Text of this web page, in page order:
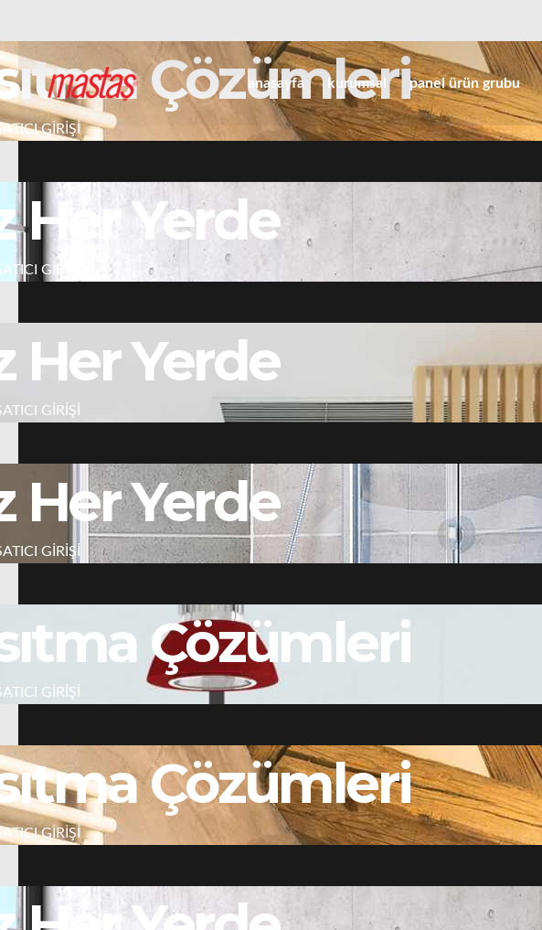
anasayfa kurumsal panel ürün grubu
Çözümleri
Yerde
Yerde
Yerde
Çözümleri
Çözümleri